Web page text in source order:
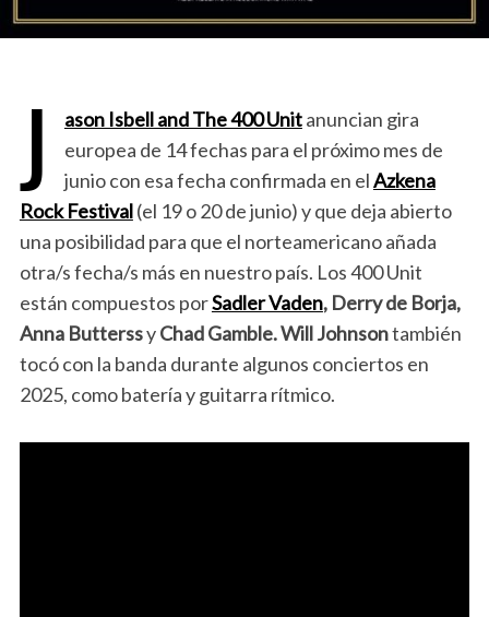
J ason Isbell and The 400 Unitanuncian gira
europea de 14 fechas para el próximo mes de
junio con esa fecha confirmada en elAzkena
Rock Festival(el 19 o 20 de junio) y que deja abierto
una posibilidad para que el norteamericano añada
otra/s fecha/s más en nuestro país. Los 400 Unit
están compuestos porSadler Vaden, Derry de Borja,
Anna ButterssyChad Gamble. Will Johnsontambién
tocó con la banda durante algunos conciertos en
2025, como batería y guitarra rítmico.